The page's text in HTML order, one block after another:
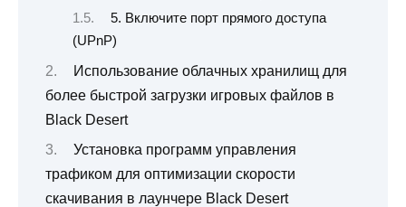
5. Включите порт прямого доступа
(UPnP)
Использование облачных хранилищ для
более быстрой загрузки игровых файлов в
Black Desert
Установка программ управления
трафиком для оптимизации скорости
скачивания в лаунчере Black Desert